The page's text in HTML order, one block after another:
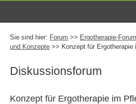
Sie sind hier: Forum >> Ergotherapie-Forum
und Konzepte >> Konzept für Ergotherapie
Diskussionsforum
Konzept für Ergotherapie im